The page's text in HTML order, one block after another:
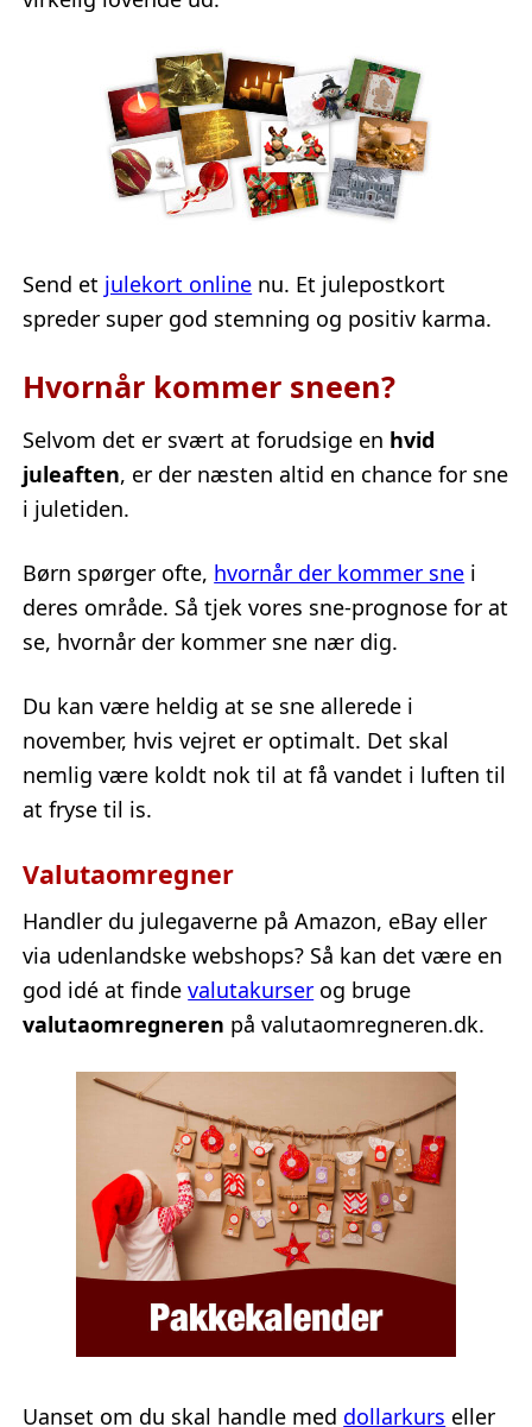
Send et julekort online nu. Et julepostkort
spreder super god stemning og positiv karma.
Hvornår kommer sneen?
Selvom det er svært at forudsige en hvid
juleaften, er der næsten altid en chance for sne
i juletiden.
Børn spørger ofte, hvornår der kommer sne i
deres område. Så tjek vores sne-prognose for at
se, hvornår der kommer sne nær dig.
Du kan være heldig at se sne allerede i
november, hvis vejret er optimalt. Det skal
nemlig være koldt nok til at få vandet i luften til
at fryse til is.
Valutaomregner
Handler du julegaverne på Amazon, eBay eller
via udenlandske webshops? Så kan det være en
god idé at findevalutakurser og bruge
valutaomregneren på valutaomregneren.dk.
Uanset om du skal handle med dollarkurs eller